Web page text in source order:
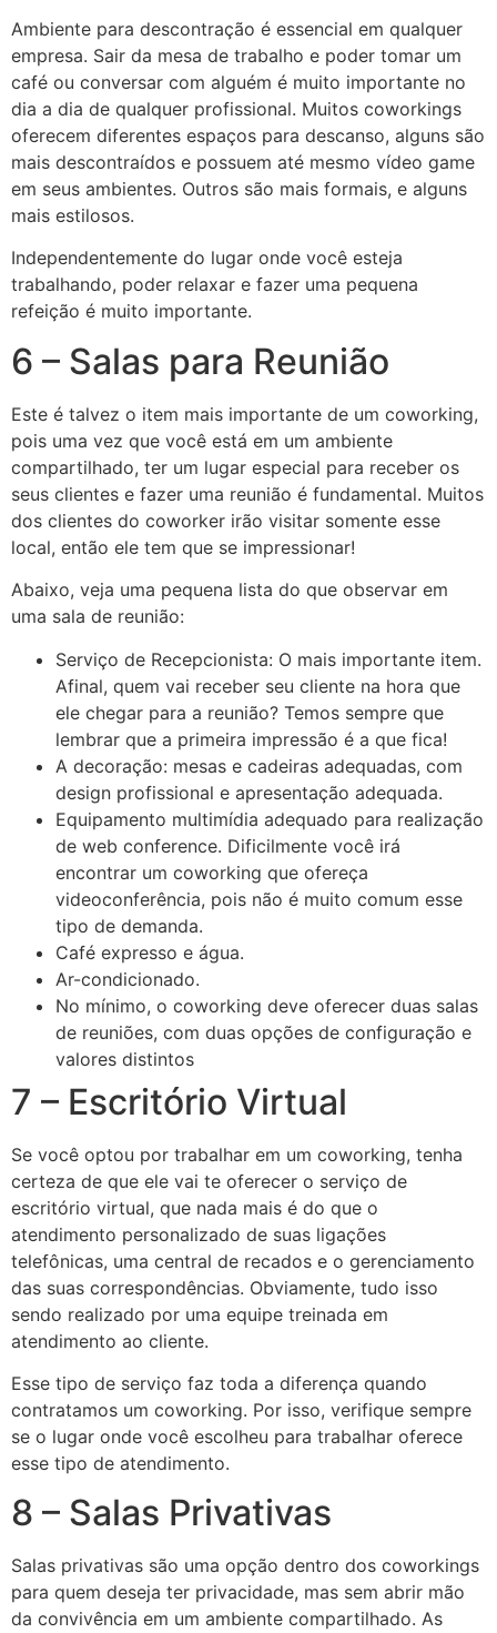
Ambiente para descontração é essencial em qualquer
empresa. Sair da mesa de trabalho e poder tomar um
café ou conversar com alguém é muito importante no
dia a dia de qualquer profissional. Muitos coworkings
oferecem diferentes espaços para descanso, alguns são
mais descontraídos e possuem até mesmo vídeo game
em seus ambientes. Outros são mais formais, e alguns
mais estilosos.
Independentemente do lugar onde você esteja
trabalhando, poder relaxar e fazer uma pequena
refeição é muito importante.
6 – Salas para Reunião
Este é talvez o item mais importante de um coworking,
pois uma vez que você está em um ambiente
compartilhado, ter um lugar especial para receber os
seus clientes e fazer uma reunião é fundamental. Muitos
dos clientes do coworker irão visitar somente esse
local, então ele tem que se impressionar!
Abaixo, veja uma pequena lista do que observar em
uma sala de reunião:
Serviço de Recepcionista: O mais importante item.
Afinal, quem vai receber seu cliente na hora que
ele chegar para a reunião? Temos sempre que
lembrar que a primeira impressão é a que fica!
A decoração: mesas e cadeiras adequadas, com
design profissional e apresentação adequada.
Equipamento multimídia adequado para realização
de web conference. Dificilmente você irá
encontrar um coworking que ofereça
videoconferência, pois não é muito comum esse
tipo de demanda.
Café expresso e água.
Ar-condicionado.
No mínimo, o coworking deve oferecer duas salas
de reuniões, com duas opções de configuração e
valores distintos
7 – Escritório Virtual
Se você optou por trabalhar em um coworking, tenha
certeza de que ele vai te oferecer o serviço de
escritório virtual, que nada mais é do que o
atendimento personalizado de suas ligações
telefônicas, uma central de recados e o gerenciamento
das suas correspondências. Obviamente, tudo isso
sendo realizado por uma equipe treinada em
atendimento ao cliente.
Esse tipo de serviço faz toda a diferença quando
contratamos um coworking. Por isso, verifique sempre
se o lugar onde você escolheu para trabalhar oferece
esse tipo de atendimento.
8 – Salas Privativas
Salas privativas são uma opção dentro dos coworkings
para quem deseja ter privacidade, mas sem abrir mão
da convivência em um ambiente compartilhado. As